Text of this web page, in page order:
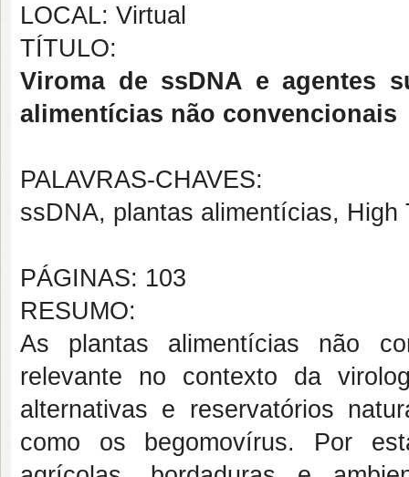
LOCAL: Virtual
TÍTULO:
Viroma de ssDNA e agentes
alimentícias não convencionais
PALAVRAS-CHAVES:
ssDNA, plantas alimentícias, High
PÁGINAS: 103
RESUMO:
As plantas alimentícias não
relevante no contexto da
alternativas e reservatórios
como os begomovírus. Por